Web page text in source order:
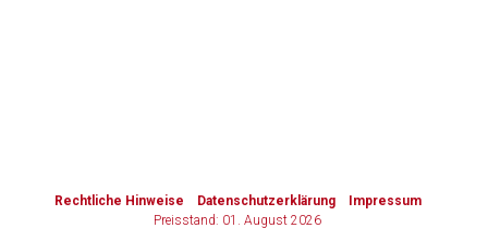
Rechtliche Hinweise Datenschutzerklärung
Impressum
Preisstand: 01. August 2026